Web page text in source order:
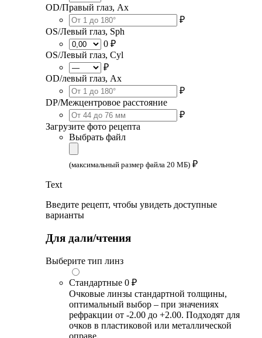
OD/Правый глаз, Ax
₽
OS/Левый глаз, Sph
0 ₽
OS/Левый глаз, Cyl
₽
OD/левый глаз, Ax
₽
DP/Межцентровое расстояние
₽
Загрузите фото рецепта
Выбрать файл
(максимальный размер файла 20 МБ) ₽
Text
Введите рецепт, чтобы увидеть доступные
варианты
Для дали/чтения
Выберите тип линз
Стандартные 0 ₽
Очковые линзы стандартной толщины,
оптимальный выбор – при значениях
рефракции от -2.00 до +2.00. Подходят для
очков в пластиковой или металлической
оправе.